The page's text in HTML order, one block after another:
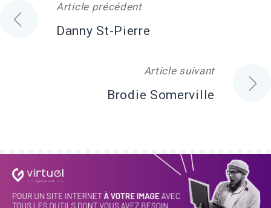
Navigation
Article précédent
Danny St-Pierre
Article suivant
Brodie Somerville